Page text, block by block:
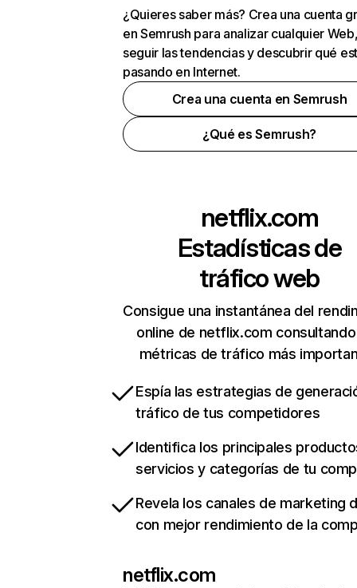
¿Quieres saber más? Crea una cuenta
en Semrush para analizar cualquier
seguir las tendencias y descubrir qué
pasando en Internet.
Crea una cuenta en Semrush
¿Qué es Semrush?
netflix.com
Estadísticas de
tráfico web
Consigue una instantánea del
online de netflix.com
métricas de tráfico más
Espía las estrategias de
tráfico de tus competidores
Identifica los principales
servicios y categorías de tu
Revela los canales de marketing
con mejor rendimiento de la
netflix.com